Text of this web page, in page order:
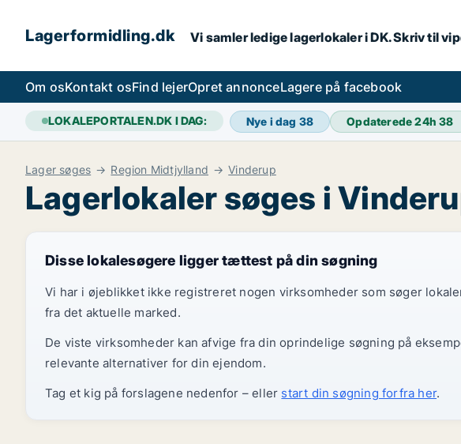
Lagerformidling.dk Vi samler ledige lagerlokaler i DK. Skriv til
Om osKontakt osFind lejerOpret annonceLagere på facebook
LOKALEPORTALEN.DK I DAG: Nye i dag 38 Opdaterede 24h38
Lager søges Region Midtjylland Vinderup
Lagerlokaler søges i
Disse lokalesøgere ligger tættest på din søgning
Vi har i øjeblikket ikke registreret nogen virksomheder som søger
fra det aktuelle marked.
De viste virksomheder kan afvige fra din oprindelige søgning på
relevante alternativer for din ejendom.
Tag et kig på forslagene nedenfor – eller start din søgning forfra her.